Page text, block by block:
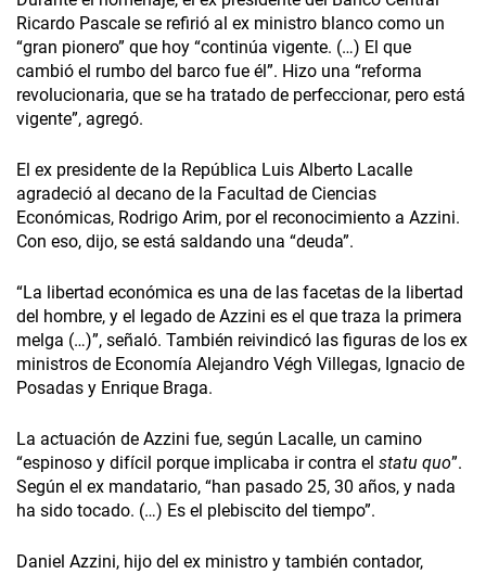
Ricardo Pascale se refirió al ex ministro blanco como un
“gran pionero” que hoy “continúa vigente. (…) El que
cambió el rumbo del barco fue él”. Hizo una “reforma
revolucionaria, que se ha tratado de perfeccionar, pero está
vigente”, agregó.
El ex presidente de la República Luis Alberto Lacalle
agradeció al decano de la Facultad de Ciencias
Económicas, Rodrigo Arim, por el reconocimiento a Azzini.
Con eso, dijo, se está saldando una “deuda”.
“La libertad económica es una de las facetas de la libertad
del hombre, y el legado de Azzini es el que traza la primera
melga (…)”, señaló. También reivindicó las figuras de los ex
ministros de Economía Alejandro Végh Villegas, Ignacio de
Posadas y Enrique Braga.
La actuación de Azzini fue, según Lacalle, un camino
“espinoso y difícil porque implicaba ir contra el statu quo”.
Según el ex mandatario, “han pasado 25, 30 años, y nada
ha sido tocado. (…) Es el plebiscito del tiempo”.
Daniel Azzini, hijo del ex ministro y también contador,